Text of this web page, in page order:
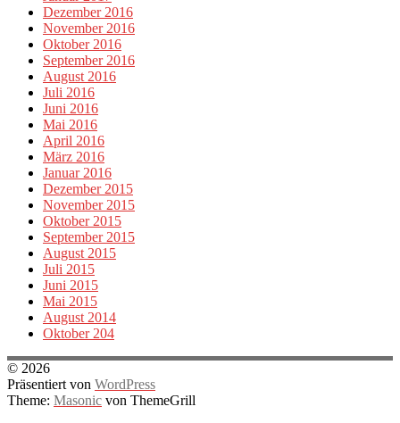
Dezember 2016
November 2016
Oktober 2016
September 2016
August 2016
Juli 2016
Juni 2016
Mai 2016
April 2016
März 2016
Januar 2016
Dezember 2015
November 2015
Oktober 2015
September 2015
August 2015
Juli 2015
Juni 2015
Mai 2015
August 2014
Oktober 204
© 2026
Präsentiert von WordPress
Theme: Masonic von ThemeGrill